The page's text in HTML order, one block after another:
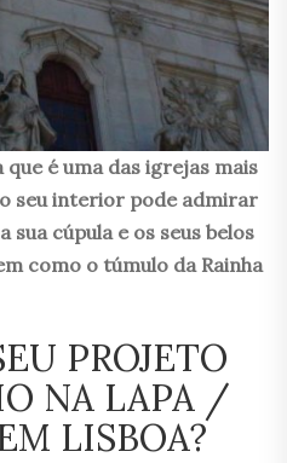
é uma das igrejas mais
seu interior pode admirar
sua cúpula e os seus belos
como o túmulo da Rainha
PROJETO
NA LAPA /
LISBOA?